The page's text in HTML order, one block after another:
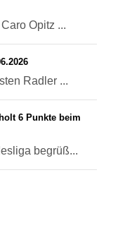
Opitz ...
Radler ...
6 Punkte beim
begrüß...